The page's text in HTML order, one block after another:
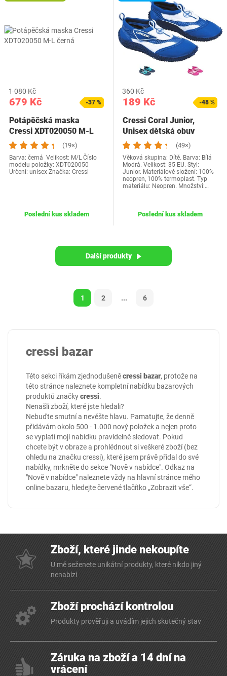
679 Kč
1 080 Kč
-37 %
Potápěčská maska
Cressi XDT020050 M-L
černá
(19×)
Barva: černá Velikost: M/L Číslo
modelu položky: XDT020050
Určení: unisex Značka: Cressi
Poslední kus skladem
189 Kč
360 Kč
-48 %
Cressi Coral Junior,
Unisex dětská obuv
vhodná na moře,…
(49×)
Věková skupina: Dítě. Barva: Bílá
Modrá. Velikost: 35 EU. Styl:
Junior. Materiálové složení: 100%
neopren, 100% termoplast. Typ
materiálu: Neopren. Množství:…
Poslední kus skladem
Další produkty
1 2 ... 6
cressi bazar
Této sekci říkám zjednodušeněcressi bazar, protože na
této stránce naleznete kompletní nabídku bazarových
produktů značkycressi.
Nenašli zboží, které jste hledali?
Nebuďte smutní a nevěšte hlavu. Pamatujte, že denně
přidávám okolo 500 - 1.000 nový položek a nejen proto
se vyplatí moji nabídku pravidelně sledovat. Pokud
chcete být v obraze a prohlédnout si veškeré zboží (bez
ohledu na značku cressi), které jsem právě přidal do své
nabídky, mrkněte do sekce "Nově v nabídce". Odkaz na
"Nově v nabídce" naleznete vždy na hlavní stránce mého
online bazaru, hledejte červené tlačítko „Zobrazit vše“.
Zboží, které jinde nekoupíte
U mě seženete unikátní produkty, které nikdo jiný
nenabízí
Zboží prochází kontrolou
Produkty prověřuji a uvádím jejich skutečný stav
Záruka na zboží a 14 dní na
vrácení